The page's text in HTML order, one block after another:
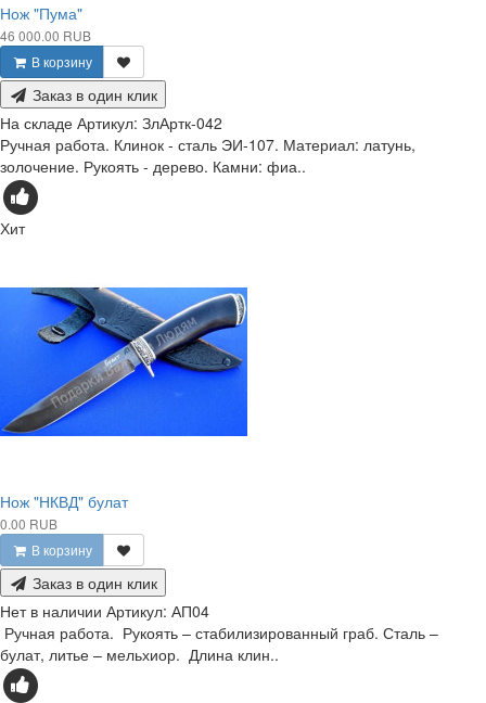
Нож "Пума"
46 000.00 RUB
В корзину
Заказ в один клик
На складе Артикул: ЗлАртк-042
Ручная работа. Клинок - сталь ЭИ-107. Материал: латунь,
золочение. Рукоять - дерево. Камни: фиа..
Хит
Нож "НКВД" булат
0.00 RUB
В корзину
Заказ в один клик
Нет в наличии Артикул: АП04
Ручная работа. Рукоять – стабилизированный граб. Сталь –
булат, литье – мельхиор. Длина клин..